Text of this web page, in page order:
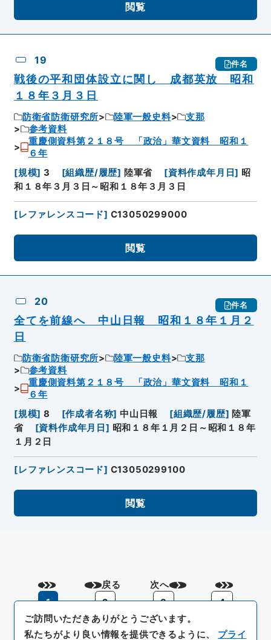
閲覧
19 件名
戦後の平和団体設立に関し 成都英放 昭和
１８年３月３日
防衛省防衛研究所 陸軍一般史料
支那
参考資料
重慶側資料第２１８号 「政治」華文資料 昭和１
６年
[規模] 3 [組織歴/履歴] 陸軍省 [資料作成年月日] 昭
和１８年３月３日～昭和１８年３月３日
[レファレンスコード] C13050299000
閲覧
20 件名
全てを前線へ 中山日報 昭和１８年１月２
日
防衛省防衛研究所 陸軍一般史料
支那
参考資料
重慶側資料第２１８号 「政治」華文資料 昭和１
６年
[規模] 8 [作成者名称] 中山日報 [組織歴/履歴] 陸軍
省
[資料作成年月日 ] 昭和１８年１月２日～昭和１８年
１月２日
[レファレンスコード] C13050299100
閲覧
戻る
1
2 3 4
次へ
ご訪問いただきありがとうございます。
私たちがより良い情報を提供できるように、 プライ